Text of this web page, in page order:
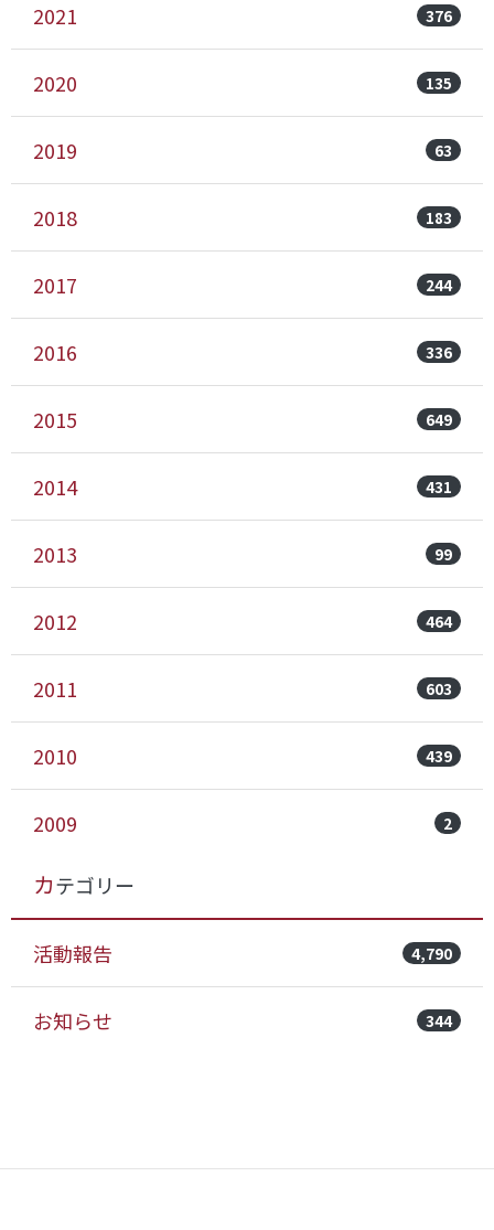
2021 376
2020 135
2019 63
2018 183
2017 244
2016 336
2015 649
2014 431
2013 99
2012 464
2011 603
2010 439
2009 2
カテゴリー
活動報告 4,790
お知らせ 344